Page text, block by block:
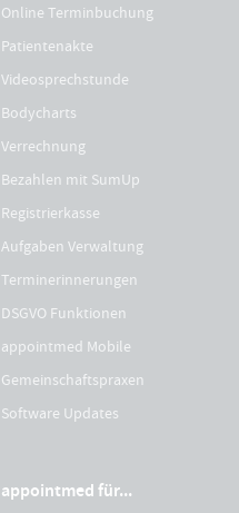
Online Terminbuchung
Patientenakte
Videosprechstunde
Bodycharts
Verrechnung
Bezahlen mit SumUp
Registrierkasse
Aufgaben Verwaltung
Terminerinnerungen
DSGVO Funktionen
appointmed Mobile
Gemeinschaftspraxen
Software Updates
appointmed für...